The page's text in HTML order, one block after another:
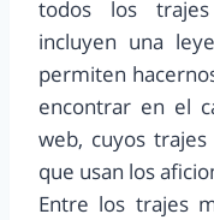
todos los trajes
incluyen una
permiten
encontrar en el
web, cuyos
que usan los
Entre los trajes